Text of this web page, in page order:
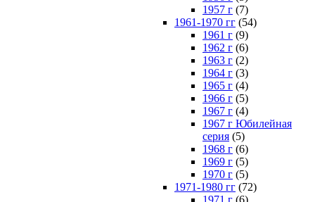
1957 г (7)
1961-1970 гг (54)
1961 г (9)
1962 г (6)
1963 г (2)
1964 г (3)
1965 г (4)
1966 г (5)
1967 г (4)
1967 г Юбилейная
серия (5)
1968 г (6)
1969 г (5)
1970 г (5)
1971-1980 гг (72)
1971 г (6)